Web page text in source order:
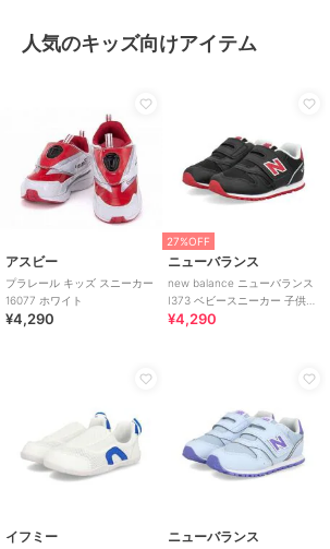
人気のキッズ向けアイテム
アスビー
プラレール キッズ スニーカー
16077 ホワイト
¥4,290
27%OFF
ニューバランス
new balance ニューバランス
I373 ベビースニーカー 子供靴
ワンベルト
¥4,290
イフミー ニューバランス